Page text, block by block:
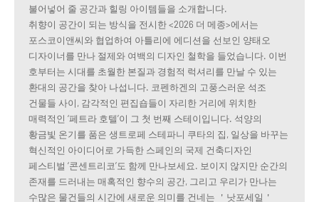
불어넣어 줄 공간과 힐링 아이템들을 소개합니다.
취향이 공간이 되는 방식을 전시한 <2026 더 메종>에서는
포스코이앤씨와 협업하여 아틀리에 에디션을 선보인 양태오
디자이너를 만나 절제와 여백의 디자인 철학을 들었습니다. 이번
호부터는 시대를 초월한 본질과 경험적 럭셔리를 만날 수 있는
환대의 공간을 찾아 나섭니다. 코펜하겐의 고풍스러운 석조
건물들 사이, 감각적인 편집숍들이 자리한 거리에 위치한
매력적인 ‘페트라 호텔’이 그 첫 번째 스테이입니다. 석양의
황금빛 온기를 품은 생트로페 스테파니 쿠타의 집, 일상을 바꾸는
혁신적인 아이디어로 가득한 스페인의 국제 건축디자인
페스티벌 ‘콘센트리코’도 함께 만나보세요. 보이지 않지만 순간의
존재를 드러내는 매혹적인 향수의 공간, 그리고 우리가 만나는
수많은 물건들의 시간에 새로운 의미를 건네는 ＇낫포세일＇